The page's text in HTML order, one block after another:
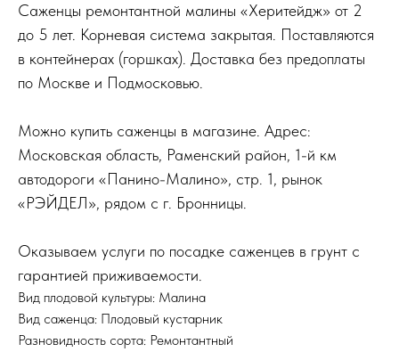
Саженцы ремонтантной малины «Херитейдж» от 2
до 5 лет. Корневая система закрытая. Поставляются
в контейнерах (горшках). Доставка без предоплаты
по Москве и Подмосковью.
Можно купить саженцы в магазине. Адрес:
Московская область, Раменский район, 1-й км
автодороги «Панино-Малино», стр. 1, рынок
«РЭЙДЕЛ», рядом с г. Бронницы.
Оказываем услуги по посадке саженцев в грунт с
гарантией приживаемости.
Вид плодовой культуры: Малина
Вид саженца: Плодовый кустарник
Разновидность сорта: Ремонтантный